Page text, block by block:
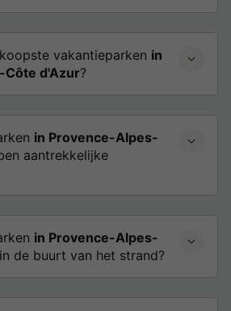
vakantieparken in
d'Azur?
in Provence-Alpes-
aantrekkelijke
in Provence-Alpes-
de buurt van het strand?